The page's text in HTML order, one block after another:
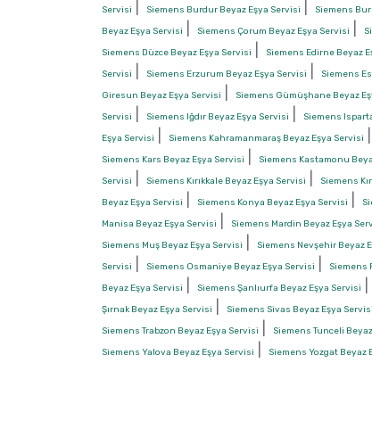
Servisi
Siemens Burdur Beyaz Eşya Servisi Siemens
Beyaz Eşya Servisi
Siemens Çorum Beyaz Eşya Servisi
Siemens Düzce Beyaz Eşya Servisi Siemens Edirne Beyaz
Servisi
Siemens Erzurum Beyaz Eşya Servisi Siemens
Giresun Beyaz Eşya Servisi
Siemens Gümüşhane Beyaz
Servisi
Siemens Iğdır Beyaz Eşya Servisi Siemens
Eşya Servisi
Siemens Kahramanmaraş Beyaz Eşya Servisi
Siemens Kars Beyaz Eşya Servisi Siemens Kastamonu
Servisi
Siemens Kırıkkale Beyaz Eşya Servisi Siemens
Beyaz Eşya Servisi
Siemens Konya Beyaz Eşya Servisi
Manisa Beyaz Eşya Servisi
Siemens Mardin Beyaz Eşya
Siemens Muş Beyaz Eşya Servisi Siemens Nevşehir Beyaz
Servisi
Siemens Osmaniye Beyaz Eşya Servisi Siemens
Beyaz Eşya Servisi
Siemens Şanlıurfa Beyaz Eşya Servisi
Şırnak Beyaz Eşya Servisi
Siemens Sivas Beyaz Eşya Servisi
Siemens Trabzon Beyaz Eşya Servisi Siemens Tunceli
Siemens Yalova Beyaz Eşya Servisi Siemens Yozgat Beyaz